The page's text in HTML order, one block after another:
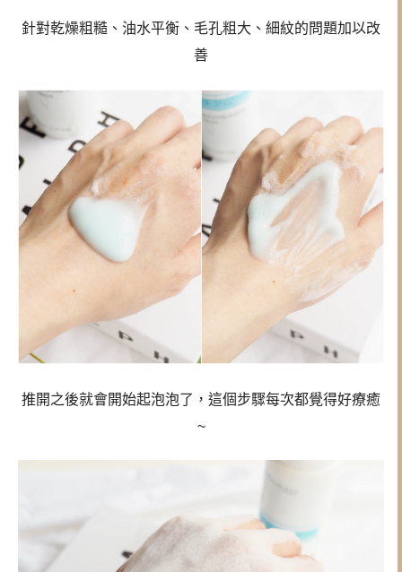
針對乾燥粗糙、油水平衡、毛孔粗大、細紋的問題加以改
善
推開之後就會開始起泡泡了，這個步驟每次都覺得好療癒
~